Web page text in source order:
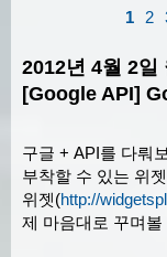
1
2
2012년 4월 2일
[Google API]
구글 + API를 다뤄
부착할 수 있는 위
위젯(http://
제 마음대로 꾸며